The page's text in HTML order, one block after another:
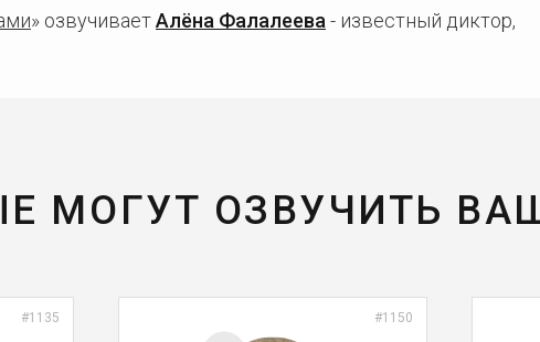
» озвучиваетАлёна Фалалеева - известный диктор,
МОГУТ ОЗВУЧИТЬ
#1135 #1150